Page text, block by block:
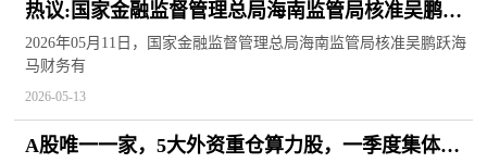
热议:国家金融监督管理总局海南监管局核准吴鹏跃
海马财务有限公司首席合规官任职资格
2026年05月11日，国家金融监督管理总局海南监管局核准吴鹏跃海
马财务有
2026-05-13
A股唯一一家，5大外资重仓算力股，一季度集体新